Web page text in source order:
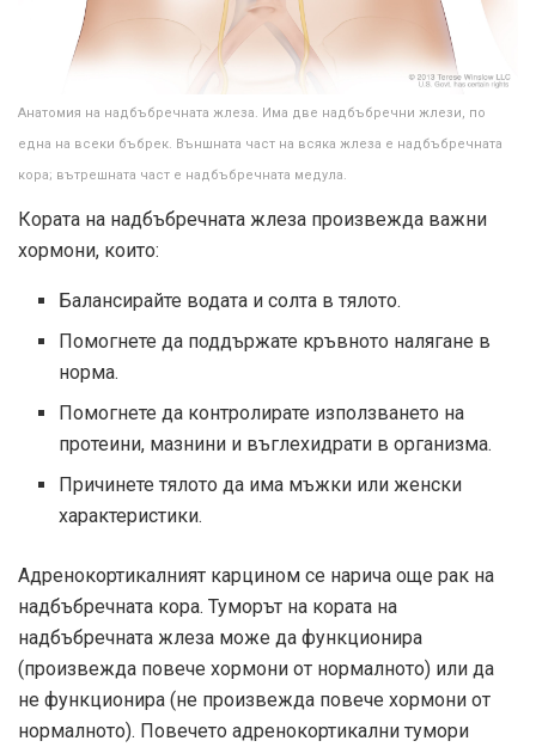
Анатомия на надбъбречната жлеза. Има две надбъбречни жлези, по
една на всеки бъбрек. Външната част на всяка жлеза е надбъбречната
кора; вътрешната част е надбъбречната медула.
Кората на надбъбречната жлеза произвежда важни
хормони, които:
Балансирайте водата и солта в тялото.
Помогнете да поддържате кръвното налягане в
норма.
Помогнете да контролирате използването на
протеини, мазнини и въглехидрати в организма.
Причинете тялото да има мъжки или женски
характеристики.
Адренокортикалният карцином се нарича още рак на
надбъбречната кора. Туморът на кората на
надбъбречната жлеза може да функционира
(произвежда повече хормони от нормалното) или да
не функционира (не произвежда повече хормони от
нормалното). Повечето адренокортикални тумори